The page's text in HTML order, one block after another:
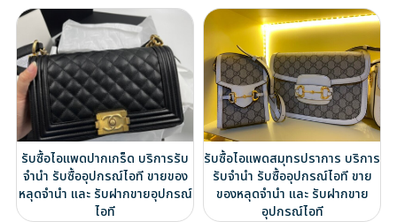
รับซื้อไอแพดปากเกร็ด บริการรับ
จำนำ รับซื้ออุปกรณ์ไอที ขายของ
หลุดจำนำ และ รับฝากขายอุปกรณ์
ไอที
รับซื้อไอแพดสมุทรปราการ บริการ
รับจำนำ รับซื้ออุปกรณ์ไอที ขาย
ของหลุดจำนำ และ รับฝากขาย
อุปกรณ์ไอที